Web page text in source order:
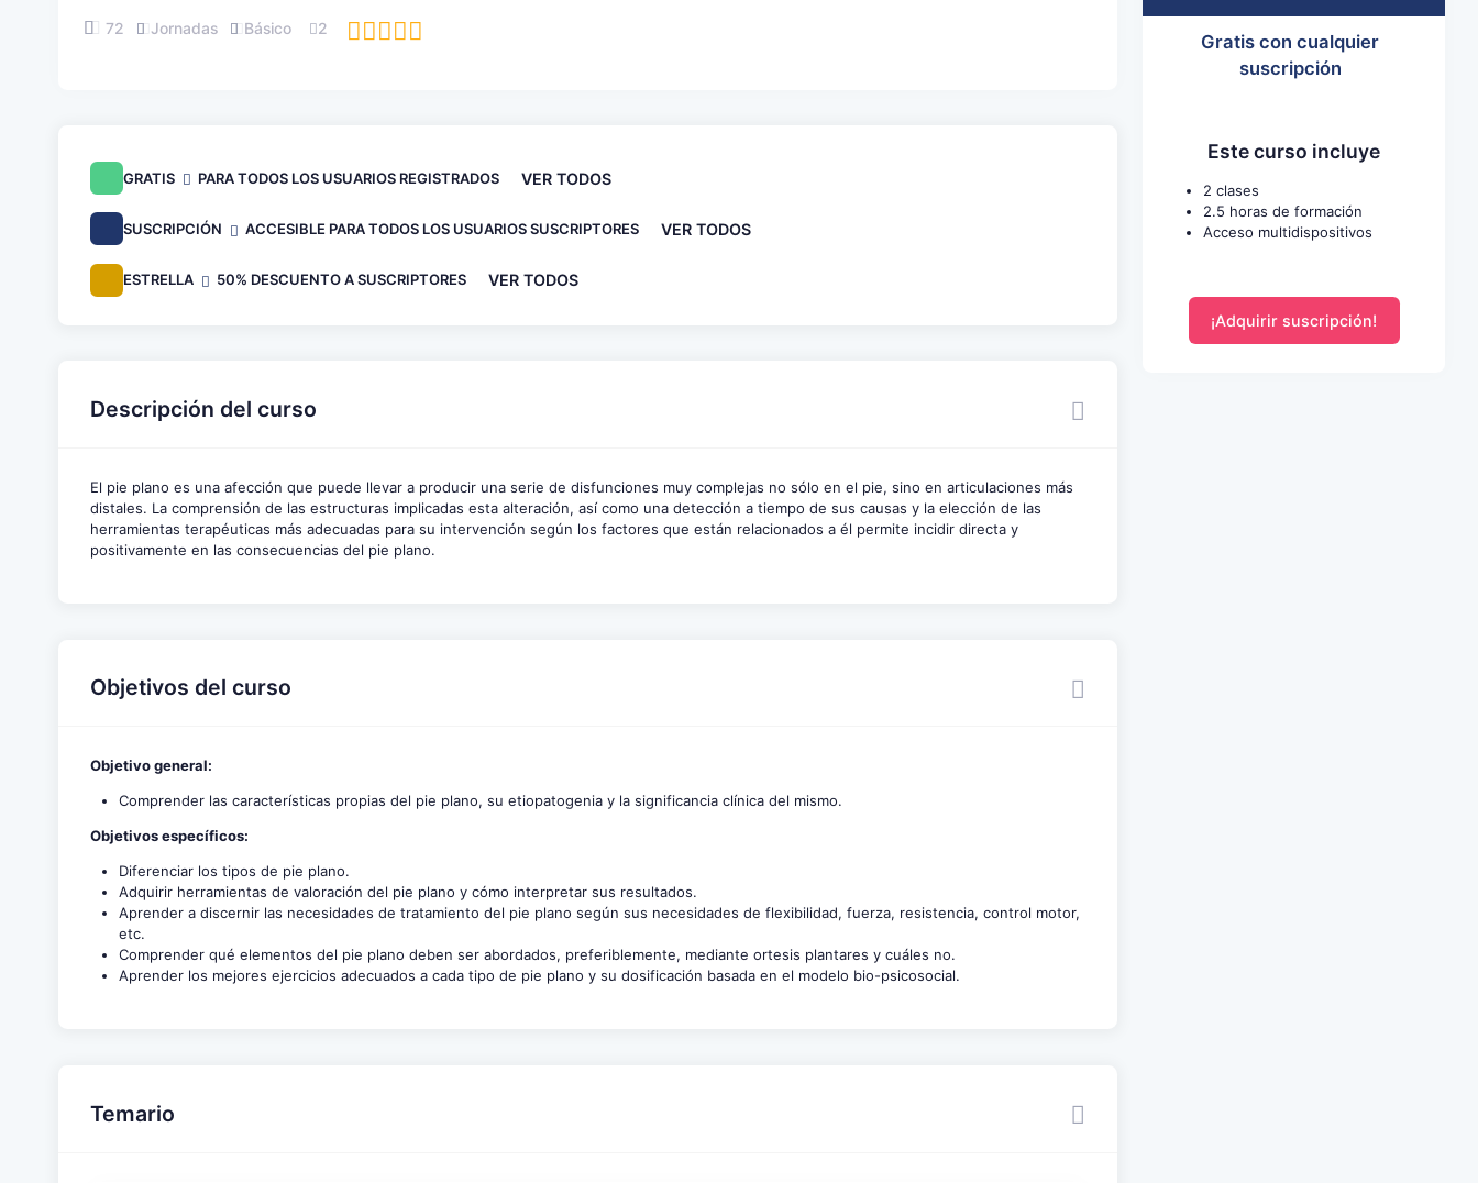
72 Jornadas Básico 2
GRATIS PARA TODOS LOS USUARIOS REGISTRADOS VER TODOS
SUSCRIPCIÓN ACCESIBLE PARA TODOS LOS USUARIOS SUSCRIPTORES VER TODOS
ESTRELLA 50% DESCUENTO A SUSCRIPTORES VER TODOS
Descripción del curso
El pie plano es una afección que puede llevar a producir una serie de disfunciones muy complejas no sólo en el pie, sino en articulaciones más
distales. La comprensión de las estructuras implicadas esta alteración, así como una detección a tiempo de sus causas y la elección de las
herramientas terapéuticas más adecuadas para su intervención según los factores que están relacionados a él permite incidir directa y
positivamente en las consecuencias del pie plano.
Objetivos del curso
Objetivo general:
Comprender las características propias del pie plano, su etiopatogenia y la significancia clínica del mismo.
Objetivos específicos:
Diferenciar los tipos de pie plano.
Adquirir herramientas de valoración del pie plano y cómo interpretar sus resultados.
Aprender a discernir las necesidades de tratamiento del pie plano según sus necesidades de flexibilidad, fuerza, resistencia, control motor,
etc.
Comprender qué elementos del pie plano deben ser abordados, preferiblemente, mediante ortesis plantares y cuáles no.
Aprender los mejores ejercicios adecuados a cada tipo de pie plano y su dosificación basada en el modelo bio-psicosocial.
Temario
Gratis con cualquier
suscripción
Este curso incluye
2 clases
2.5 horas de formación
Acceso multidispositivos
¡Adquirir suscripción!